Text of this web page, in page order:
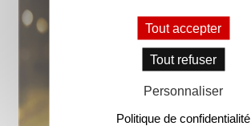
Tout accepter
Tout refuser
Personnaliser
Politique de confidentialité